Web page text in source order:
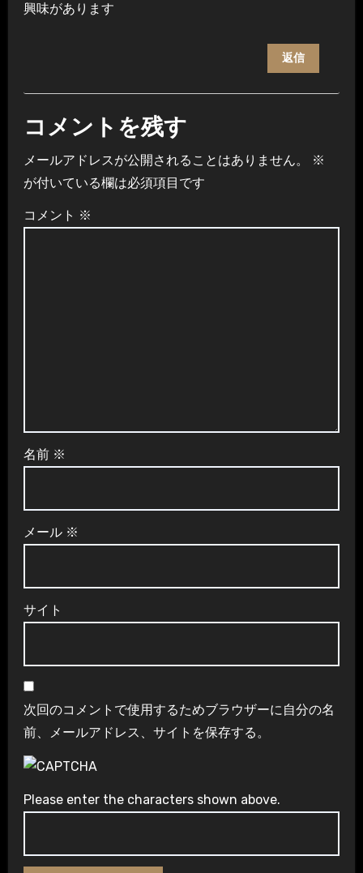
興味があります
返信
コメントを残す
メールアドレスが公開されることはありません。
※
が付いている欄は必須項目です
コメント ※
名前 ※
メール ※
サイト
次回のコメントで使用するためブラウザーに自分の名
前、メールアドレス、サイトを保存する。
Please enter the characters shown above.